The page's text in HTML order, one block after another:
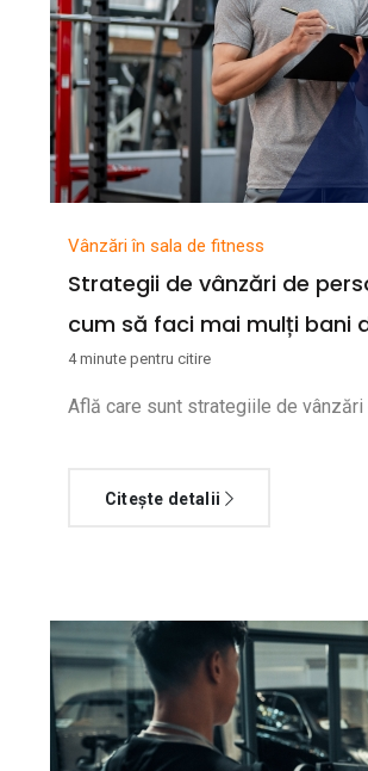
Vânzări în sala de fitness
Strategii de vânzări de
cum să faci mai mulți bani
4 minute pentru citire
Află care sunt strategiile de
Citește detalii